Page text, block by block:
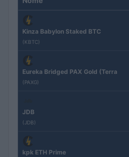
Kinza Babylon Staked BTC
(KBTC)
Eureka Bridged PAX Gold (Terra
(PAXG)
JDB
(JDB)
kpk ETH Prime